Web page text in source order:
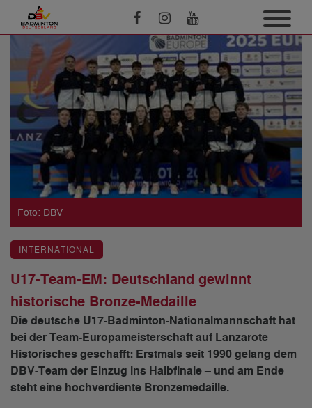
Foto: DBV
INTERNATIONAL
U17-Team-EM: Deutschland gewinnt
historische Bronze-Medaille
Die deutsche U17-Badminton-Nationalmannschaft hat
bei der Team-Europameisterschaft auf Lanzarote
Historisches geschafft: Erstmals seit 1990 gelang dem
DBV-Team der Einzug ins Halbfinale – und am Ende
steht eine hochverdiente Bronzemedaille.